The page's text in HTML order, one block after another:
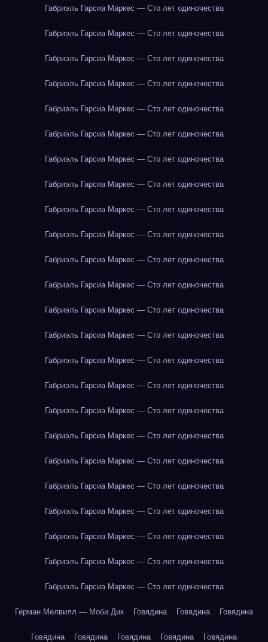
Габриэль Гарсиа Маркес — Сто лет одиночества
Габриэль Гарсиа Маркес — Сто лет одиночества
Габриэль Гарсиа Маркес — Сто лет одиночества
Габриэль Гарсиа Маркес — Сто лет одиночества
Габриэль Гарсиа Маркес — Сто лет одиночества
Габриэль Гарсиа Маркес — Сто лет одиночества
Габриэль Гарсиа Маркес — Сто лет одиночества
Габриэль Гарсиа Маркес — Сто лет одиночества
Габриэль Гарсиа Маркес — Сто лет одиночества
Габриэль Гарсиа Маркес — Сто лет одиночества
Габриэль Гарсиа Маркес — Сто лет одиночества
Габриэль Гарсиа Маркес — Сто лет одиночества
Габриэль Гарсиа Маркес — Сто лет одиночества
Габриэль Гарсиа Маркес — Сто лет одиночества
Габриэль Гарсиа Маркес — Сто лет одиночества
Габриэль Гарсиа Маркес — Сто лет одиночества
Габриэль Гарсиа Маркес — Сто лет одиночества
Габриэль Гарсиа Маркес — Сто лет одиночества
Габриэль Гарсиа Маркес — Сто лет одиночества
Габриэль Гарсиа Маркес — Сто лет одиночества
Габриэль Гарсиа Маркес — Сто лет одиночества
Габриэль Гарсиа Маркес — Сто лет одиночества
Габриэль Гарсиа Маркес — Сто лет одиночества
Габриэль Гарсиа Маркес — Сто лет одиночества
Герман Мелвилл — Моби Дик Говядина Говядина Говядина
Говядина Говядина Говядина Говядина Говядина